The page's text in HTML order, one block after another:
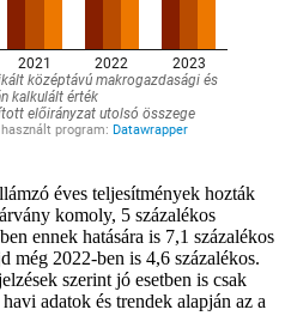
éves teljesítmények hozták
komoly, 5 százalékos
ennek hatására is 7,1 százalékos
még 2022-ben is 4,6 százalékos.
szerint jó esetben is csak
havi adatok és trendek alapján az a